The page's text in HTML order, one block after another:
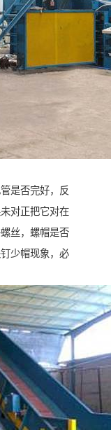
是否完好，反
对正把它对在
丝，螺帽是否
少帽现象，必